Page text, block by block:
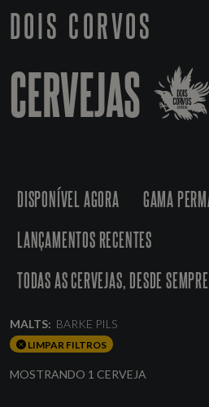
DOIS CORVOS
CERVEJAS
DISPONÍVEL AGORA
GAMA
LANÇAMENTOS RECENTES
TODAS AS CERVEJAS, DESDE SEMPRE
MALTS: BARKE PILS
LIMPAR FILTROS
MOSTRANDO 1 CERVEJA